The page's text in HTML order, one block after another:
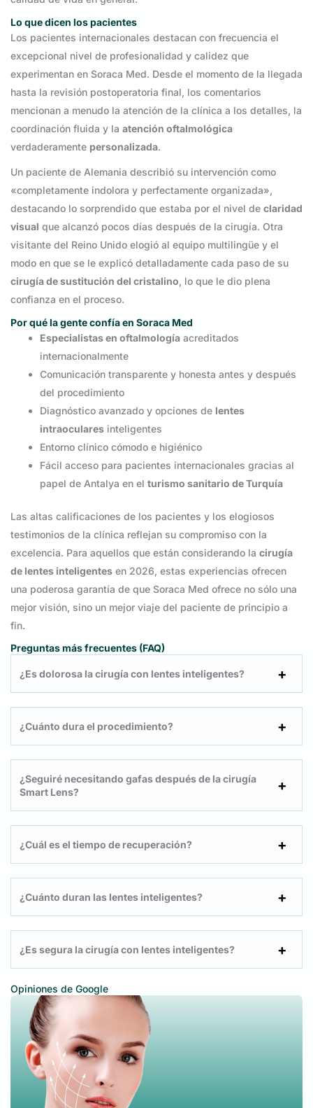
Lo que dicen los pacientes
Los pacientes internacionales destacan con frecuencia el
excepcional nivel de profesionalidad y calidez que
experimentan en Soraca Med. Desde el momento de la llegada
hasta la revisión postoperatoria final, los comentarios
mencionan a menudo la atención de la clínica a los detalles, la
coordinación fluida y la atención oftalmológica
verdaderamente personalizada.
Un paciente de Alemania describió su intervención como
«completamente indolora y perfectamente organizada»,
destacando lo sorprendido que estaba por el nivel de claridad
visual que alcanzó pocos días después de la cirugía. Otra
visitante del Reino Unido elogió al equipo multilingüe y el
modo en que se le explicó detalladamente cada paso de su
cirugía de sustitución del cristalino, lo que le dio plena
confianza en el proceso.
Por qué la gente confía en Soraca Med
Especialistas en oftalmología acreditados
internacionalmente
Comunicación transparente y honesta antes y después
del procedimiento
Diagnóstico avanzado y opciones de lentes
intraoculares inteligentes
Entorno clínico cómodo e higiénico
Fácil acceso para pacientes internacionales gracias al
papel de Antalya en el turismo sanitario de Turquía
Las altas calificaciones de los pacientes y los elogiosos
testimonios de la clínica reflejan su compromiso con la
excelencia. Para aquellos que están considerando la cirugía
de lentes inteligentes en 2026, estas experiencias ofrecen
una poderosa garantía de que Soraca Med ofrece no sólo una
mejor visión, sino un mejor viaje del paciente de principio a
fin.
Preguntas más frecuentes (FAQ)
¿Es dolorosa la cirugía con lentes inteligentes?
¿Cuánto dura el procedimiento?
¿Seguiré necesitando gafas después de la cirugía
Smart Lens?
¿Cuál es el tiempo de recuperación?
¿Cuánto duran las lentes inteligentes?
¿Es segura la cirugía con lentes inteligentes?
Opiniones de Google